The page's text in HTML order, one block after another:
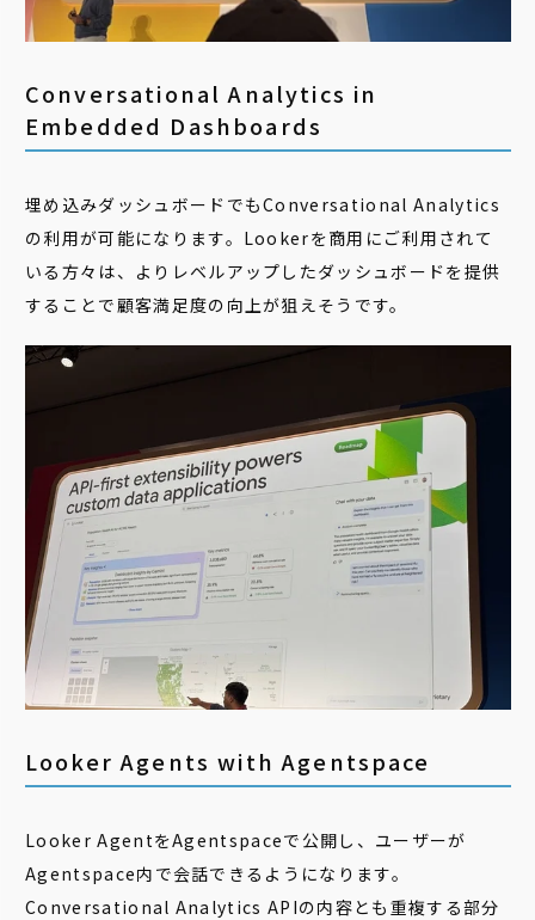
Conversational Analytics in
Embedded Dashboards
埋め込みダッシュボードでもConversational Analytics
の利用が可能になります。Lookerを商用にご利用されて
いる方々は、よりレベルアップしたダッシュボードを提供
することで顧客満足度の向上が狙えそうです。
Looker Agents with Agentspace
Looker AgentをAgentspaceで公開し、ユーザーが
Agentspace内で会話できるようになります。
Conversational Analytics APIの内容とも重複する部分